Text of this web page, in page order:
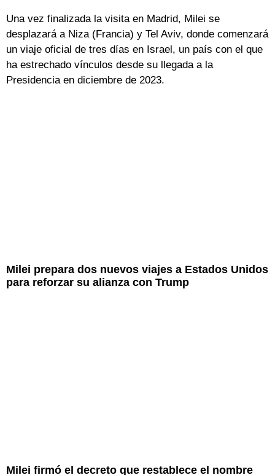
Una vez finalizada la visita en Madrid, Milei se
desplazará a Niza (Francia) y Tel Aviv, donde comenzará
un viaje oficial de tres días en Israel, un país con el que
ha estrechado vínculos desde su llegada a la
Presidencia en diciembre de 2023.
Milei prepara dos nuevos viajes a Estados Unidos
para reforzar su alianza con Trump
Milei firmó el decreto que restablece el nombre